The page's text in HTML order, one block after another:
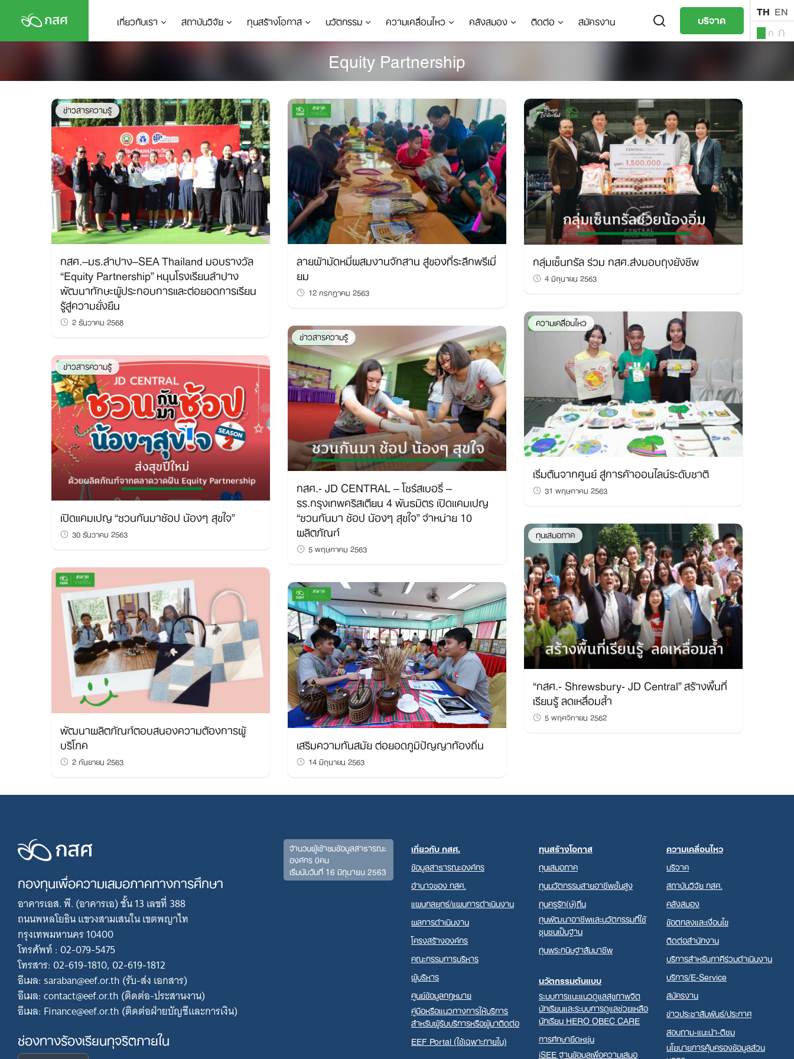
content
เกี่ยวกับเรา สถาบันวิจัย ทุนสร้างโอกาส นวัตกรรม ความเคลื่อนไหว คลังสมอง ติดต่อ สมัครงาน บริจาค TH EN
ก ก
Search
for:
Equity Partnership
ข่าวสารความรู้
กสศ.–มธ.ลำปาง–SEA Thailand มอบรางวัล
“Equity Partnership” หนุนโรงเรียนลำปาง
พัฒนาทักษะผู้ประกอบการและต่อยอดการเรียน
รู้สู่ความยั่งยืน
2 ธันวาคม 2568
ข่าวสารความรู้
เปิดแคมเปญ “ชวนกันมาช้อป น้องๆ สุขใจ”
30 ธันวาคม 2563
พัฒนาผลิตภัณฑ์ตอบสนองความต้องการผู้
บริโภค
2 กันยายน 2563
ลายผ้ามัดหมี่ผสมงานจักสาน ​สู่ของที่ระลึกพรีเมี่
ยม
12 กรกฎาคม 2563
ข่าวสารความรู้
กสศ.- JD CENTRAL – โชร์สเบอรี่ –
รร.กรุงเทพคริสเตียน 4 พันธมิตร เปิดแคมเปญ
“ชวนกันมา ช้อป น้องๆ สุขใจ” จำหน่าย 10
ผลิตภัณฑ์
5 พฤษภาคม 2563
เสริมความทันสมัย ต่อยอดภูมิปัญญาท้องถิ่น
14 มิถุนายน 2563
กลุ่มเซ็นทรัล ร่วม กสศ.ส่งมอบถุงยังชีพ
4 มิถุนายน 2563
ความเคลื่อนไหว
เริ่มต้นจากศูนย์ สู่การค้าออนไลน์ระดับชาติ
31 พฤษภาคม 2563
ทุนเสมอภาค
“กสศ.- Shrewsbury- JD Central” สร้างพื้นที่
เรียนรู้ ลดเหลื่อมล้ำ
5 พฤศจิกายน 2562
กองทุนเพื่อความเสมอภาคทางการศึกษา
อาคารเอส. พี. (อาคารเอ) ชั้น 13 เลขที่ 388
ถนนพหลโยธิน แขวงสามเสนใน เขตพญาไท
กรุงเทพมหานคร 10400
โทรศัพท์ : 02-079-5475
โทรสาร: 02-619-1810, 02-619-1812
อีเมล: saraban@eef.or.th (รับ-ส่ง เอกสาร)
อีเมล: contact@eef.or.th (ติดต่อ-ประสานงาน)
อีเมล: Finance@eef.or.th (ติดต่อฝ่ายบัญชีและการเงิน)
ช่องทางร้องเรียนทุจริตภายใน
จำนวนผู้เข้าชมข้อมูลสาธารณะ
องค์กร 0คน
เริ่มนับวันที่ 16 มิถุนายน 2563
เกี่ยวกับ กสศ.
ข้อมูลสาธารณะองค์กร
อำนาจของ กสศ.
แผนกลยุทธ์/แผนการดำเนินงาน
ผลการดำเนินงาน
โครงสร้างองค์กร
คณะกรรมการบริหาร
ผู้บริหาร
ศูนย์ข้อมูลกฎหมาย
คู่มือหรือแนวทางการให้บริการ
สำหรับผู้รับบริการหรือผู้มาติดต่อ
EEF Portal (ใช้เฉพาะภายใน)
ทุนสร้างโอกาส
ทุนเสมอภาค
ทุนนวัตกรรมสายอาชีพชั้นสูง
ทุนครูรัก(ษ์)ถิ่น
ทุนพัฒนาอาชีพและนวัตกรรมที่ใช้
ชุมชนเป็นฐาน
ทุนพระกนิษฐาสัมมาชีพ
นวัตกรรมต้นแบบ
ระบบการแนะแนวดูแลสุขภาพจิต
นักเรียนและระบบการดูแลช่วยเหลือ
นักเรียน HERO OBEC CARE
การศึกษายืดหยุ่น
iSEE ฐานข้อมูลเพื่อความเสมอ
ความเคลื่อนไหว
บริจาค
สถาบันวิจัย กสศ.
คลังสมอง
ข้อตกลงและเงื่อนไข
ติดต่อสำนักงาน
บริการสำหรับภาคีร่วมดำเนินงาน
บริการ/E-Service
สมัครงาน
ข่าวประชาสัมพันธ์/ประกาศ
สอบถาม-แนะนำ-ติชม
นโยบายการคุ้มครองข้อมูลส่วน